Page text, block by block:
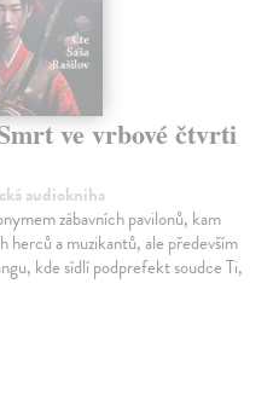
ve vrbové čtvrti
audiokniha
zábavních pavilonů, kam
herců a muzikantů, ale především
kde sídlí podprefekt soudce Ti,